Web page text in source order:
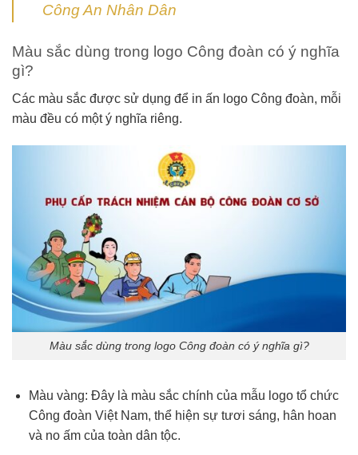
Công An Nhân Dân
Màu sắc dùng trong logo Công đoàn có ý nghĩa
gì?
Các màu sắc được sử dụng để in ấn logo Công đoàn, mỗi
màu đều có một ý nghĩa riêng.
Màu sắc dùng trong logo Công đoàn có ý nghĩa gì?
Màu vàng: Đây là màu sắc chính của mẫu logo tổ chức
Công đoàn Việt Nam, thể hiện sự tươi sáng, hân hoan
và no ấm của toàn dân tộc.